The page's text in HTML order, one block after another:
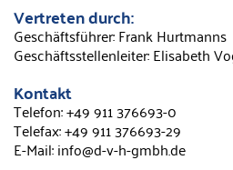
Vertreten durch:
Geschäftsführer: Frank Hurtmanns
Geschäftsstellenleiter: Elisabeth
Kontakt
Telefon: +49 911 376693-0
Telefax: +49 911 376693-29
E-Mail: info@d-v-h-gmbh.de